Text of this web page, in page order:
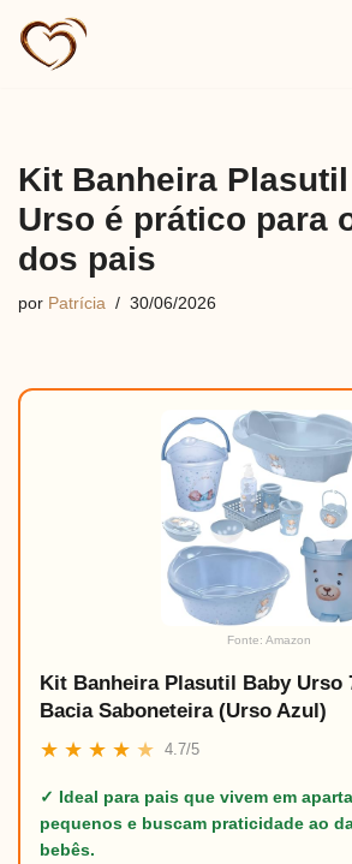
Pular
Kit Banheira
Urso é prático para
dos pais
por Patrícia 30/06/2026
Fonte: Amazon
Kit Banheira Plasutil Baby Urso
Bacia Saboneteira (Urso Azul)
★ ★ ★ ★ ★ 4.7/5
✓ Ideal para pais que vivem em
pequenos e buscam praticidade ao
bebês.